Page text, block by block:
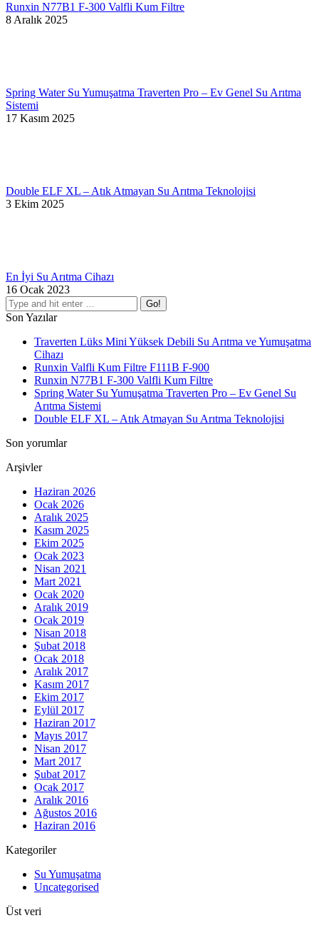
Runxin N77B1 F-300 Valfli Kum Filtre
8 Aralık 2025
Spring Water Su Yumuşatma Traverten Pro – Ev Genel Su Arıtma
Sistemi
17 Kasım 2025
Double ELF XL – Atık Atmayan Su Arıtma Teknolojisi
3 Ekim 2025
En İyi Su Arıtma Cihazı
16 Ocak 2023
Search:
Son Yazılar
Traverten Lüks Mini Yüksek Debili Su Arıtma ve Yumuşatma
Cihazı
Runxin Valfli Kum Filtre F111B F-900
Runxin N77B1 F-300 Valfli Kum Filtre
Spring Water Su Yumuşatma Traverten Pro – Ev Genel Su
Arıtma Sistemi
Double ELF XL – Atık Atmayan Su Arıtma Teknolojisi
Son yorumlar
Arşivler
Haziran 2026
Ocak 2026
Aralık 2025
Kasım 2025
Ekim 2025
Ocak 2023
Nisan 2021
Mart 2021
Ocak 2020
Aralık 2019
Ocak 2019
Nisan 2018
Şubat 2018
Ocak 2018
Aralık 2017
Kasım 2017
Ekim 2017
Eylül 2017
Haziran 2017
Mayıs 2017
Nisan 2017
Mart 2017
Şubat 2017
Ocak 2017
Aralık 2016
Ağustos 2016
Haziran 2016
Kategoriler
Su Yumuşatma
Uncategorised
Üst veri